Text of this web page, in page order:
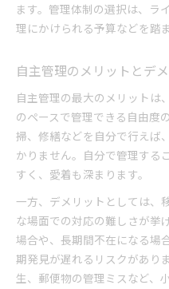
ます。管理体制の選択は、ラ
理にかけられる予算などを踏
自主管理のメリットとデ
自主管理の最大のメリットは
のペースで管理できる自由度
掃、修繕などを自分で行えば
かりません。自分で管理する
すく、愛着も深まります。
一方、デメリットとしては、
な場面での対応の難しさが挙
場合や、長期間不在になる場
期発見が遅れるリスクがあり
生、郵便物の管理ミスなど、